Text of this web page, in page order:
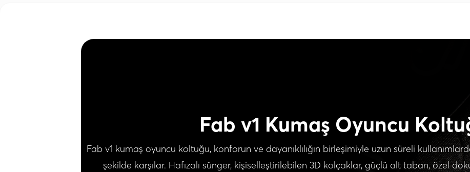
Fab v1 Kumaş Oyuncu
Fab v1 kumaş oyuncu koltuğu, konforun ve dayanıklılığın birleşimiyle uzun süreli
şekilde karşılar. Hafızalı sünger, kişiselleştirilebilen 3D kolçaklar, güçlü alt taban, özel